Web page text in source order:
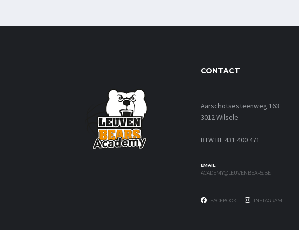
CONTACT
Aarschotsesteenweg 163
3012 Wilsele
BTW BE 431 400 471
EMAIL
ACADEMY@LEUVENBEARS.BE
FACEBOOK INSTAGRAM